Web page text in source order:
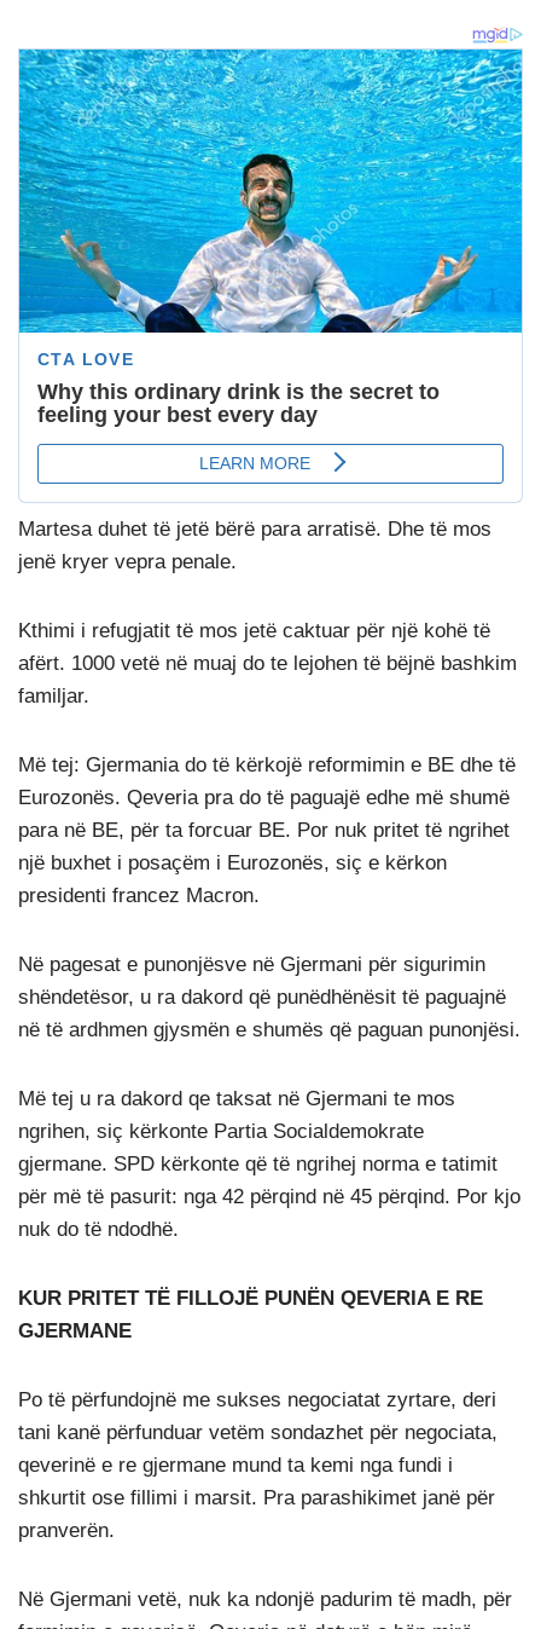
Martesa duhet të jetë bërë para arratisë. Dhe të mos
jenë kryer vepra penale.
Kthimi i refugjatit të mos jetë caktuar për një kohë të
afërt. 1000 vetë në muaj do te lejohen të bëjnë bashkim
familjar.
Më tej: Gjermania do të kërkojë reformimin e BE dhe të
Eurozonës. Qeveria pra do të paguajë edhe më shumë
para në BE, për ta forcuar BE. Por nuk pritet të ngrihet
një buxhet i posaçëm i Eurozonës, siç e kërkon
presidenti francez Macron.
Në pagesat e punonjësve në Gjermani për sigurimin
shëndetësor, u ra dakord që punëdhënësit të paguajnë
në të ardhmen gjysmën e shumës që paguan punonjësi.
Më tej u ra dakord qe taksat në Gjermani te mos
ngrihen, siç kërkonte Partia Socialdemokrate
gjermane. SPD kërkonte që të ngrihej norma e tatimit
për më të pasurit: nga 42 përqind në 45 përqind. Por kjo
nuk do të ndodhë.
KUR PRITET TË FILLOJË PUNËN QEVERIA E RE
GJERMANE
Po të përfundojnë me sukses negociatat zyrtare, deri
tani kanë përfunduar vetëm sondazhet për negociata,
qeverinë e re gjermane mund ta kemi nga fundi i
shkurtit ose fillimi i marsit. Pra parashikimet janë për
pranverën.
Në Gjermani vetë, nuk ka ndonjë padurim të madh, për